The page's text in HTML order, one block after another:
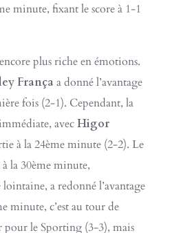
minute, fixant le score à 1-1
plus riche en émotions.
Françaa donné l’avantage
fois (2-1). Cependant, la
avecHigor
à la 24ème minute (2-2). Le
la 30ème minute,
lointaine, a redonné l’avantage
minute, c’est au tour de
pour le Sporting (3-3), mais